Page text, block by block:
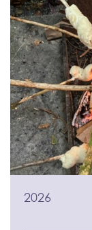
2026